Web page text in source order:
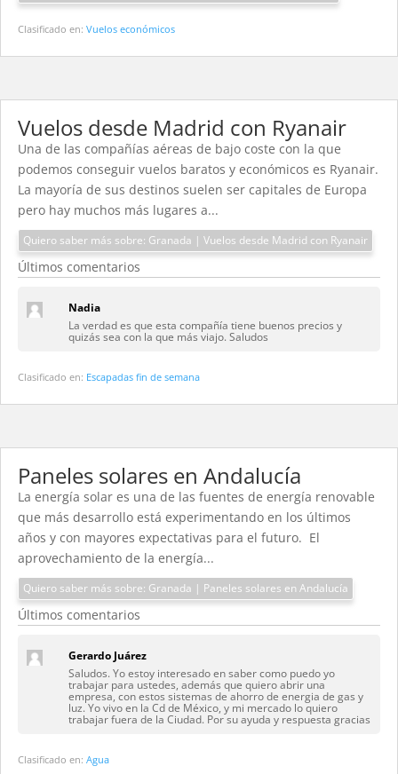
Clasificado en: Vuelos económicos
Vuelos desde Madrid con Ryanair
Una de las compañías aéreas de bajo coste con la que
podemos conseguir vuelos baratos y económicos es Ryanair.
La mayoría de sus destinos suelen ser capitales de Europa
pero hay muchos más lugares a...
Quiero saber más sobre: Granada | Vuelos desde Madrid con Ryanair
Últimos comentarios
Nadia
La verdad es que esta compañía tiene buenos precios y
quizás sea con la que más viajo. Saludos
Clasificado en: Escapadas fin de semana
Paneles solares en Andalucía
La energía solar es una de las fuentes de energía renovable
que más desarrollo está experimentando en los últimos
años y con mayores expectativas para el futuro. El
aprovechamiento de la energía...
Quiero saber más sobre: Granada | Paneles solares en Andalucía
Últimos comentarios
Gerardo Juárez
Saludos. Yo estoy interesado en saber como puedo yo
trabajar para ustedes, además que quiero abrir una
empresa, con estos sistemas de ahorro de energia de gas y
luz. Yo vivo en la Cd de México, y mi mercado lo quiero
trabajar fuera de la Ciudad. Por su ayuda y respuesta gracias
Clasificado en: Agua